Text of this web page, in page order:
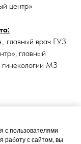
центр»
главный врач ГУЗ
главный
гинекологии МЗ
с пользователями
работу с сайтом, вы
с пользователями
работу с сайтом, вы